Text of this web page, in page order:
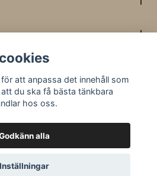
Dressyrbutiken
att anpassa det innehåll som
du ska få bästa tänkbara
hos oss.
alla
Inställningar